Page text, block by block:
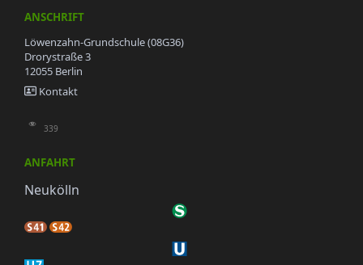
ANSCHRIFT
Löwenzahn-Grundschule (08G36)
Drorystraße 3
12055 Berlin
Kontakt
339
ANFAHRT
Neukölln